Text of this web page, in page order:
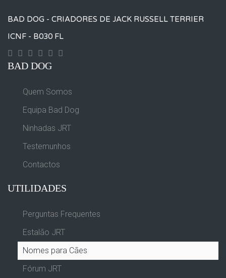
BAD DOG - CRIADORES DE JACK RUSSELL TERRIER
ICNF - B030 FL
Contact
Googleplus
Facebook
Instagram
Yourtube
Twitter
BAD DOG
Quem Somos
Equipa Bad Dog
Ninhadas JRT
Testemunhos
Contactos
UTILIDADES
Perguntas Frequentes
Estalão JRT
Nomes para Cães
Fórum JRT